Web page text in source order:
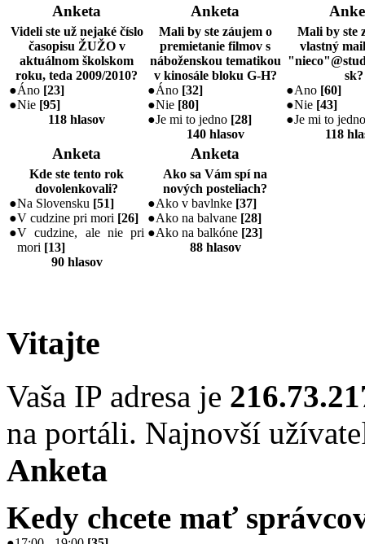
Anketa
Videli ste už nejaké číslo
časopisu ŽUŽO v
aktuálnom školskom
roku, teda 2009/2010?
●Áno [23]
●Nie [95]
118 hlasov
Anketa
Mali by ste záujem o
premietanie filmov s
náboženskou tematikou
v kinosále bloku G-H?
●Áno [32]
●Nie [80]
●Je mi to jedno [28]
140 hlasov
Mali by ste
vlastný
sk?
●Ano [60]
●Nie [43]
●Je mi to
118
Anketa
Kde ste tento rok
dovolenkovali?
●Na Slovensku [51]
●V cudzine pri mori [26]
●V cudzine, ale nie pri
mori [13]
90 hlasov
Anketa
Ako sa Vám spí na
nových posteliach?
●Ako v bavlnke [37]
●Ako na balvane [28]
●Ako na balkóne [23]
88 hlasov
Vitajte
Vaša IP adresa je
na portáli. Najnovší
Anketa
Kedy chcete mať